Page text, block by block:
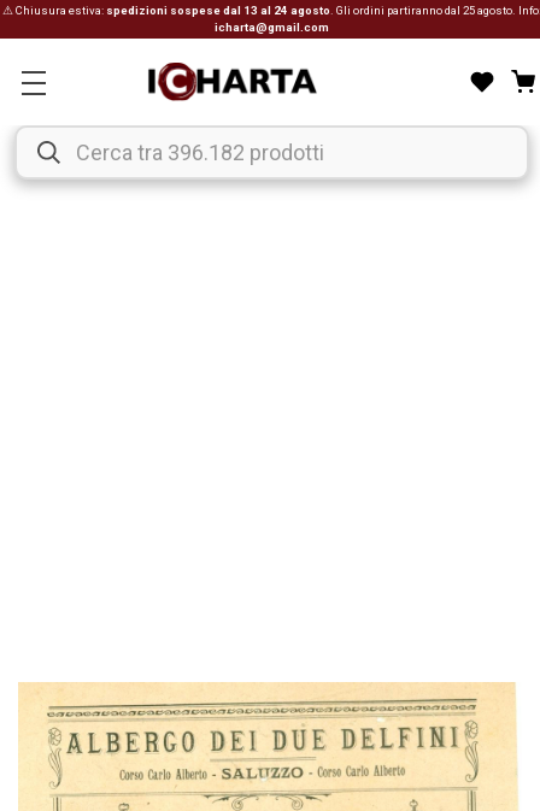
⚠ Chiusura estiva: spedizioni sospese dal 13 al 24 agosto . Gli ordini partiranno dal 25 agosto. Info:
icharta@gmail.com